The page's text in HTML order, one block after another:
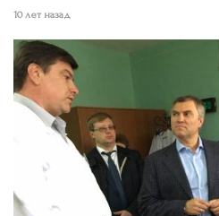
10 лет назад